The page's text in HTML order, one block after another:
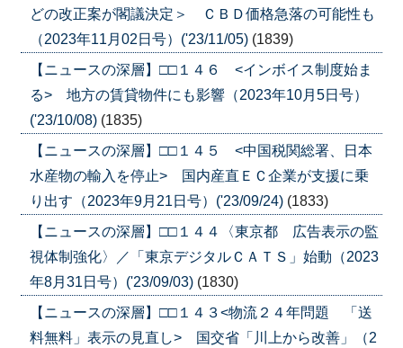
どの改正案が閣議決定＞ ＣＢＤ価格急落の可能性も
（2023年11月02日号）('23/11/05) (1839)
【ニュースの深層】□□１４６ <インボイス制度始ま
る> 地方の賃貸物件にも影響（2023年10月5日号）
('23/10/08) (1835)
【ニュースの深層】□□１４５ <中国税関総署、日本
水産物の輸入を停止> 国内産直ＥＣ企業が支援に乗
り出す（2023年9月21日号）('23/09/24) (1833)
【ニュースの深層】□□１４４〈東京都 広告表示の監
視体制強化〉／「東京デジタルＣＡＴＳ」始動（2023
年8月31日号）('23/09/03) (1830)
【ニュースの深層】□□１４３<物流２４年問題 「送
料無料」表示の見直し> 国交省「川上から改善」（2